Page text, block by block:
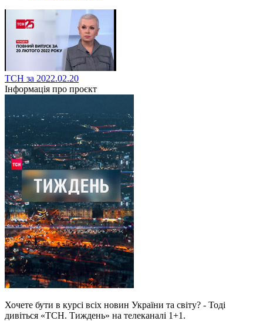
ТСН за 2022.02.20
Інформація про проєкт
Хочете бути в курсі всіх новин України та світу? - Тоді
дивіться «ТСН. Тиждень» на телеканалі 1+1.